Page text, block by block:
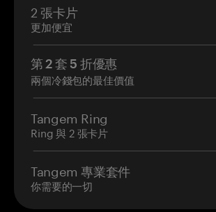
2 張卡片
更加便宜
第 2 套 5 折優惠
兩個冷錢包的最佳價值
Tangem Ring
Ring 與 2 張卡片
Tangem 專業套件
你需要的一切